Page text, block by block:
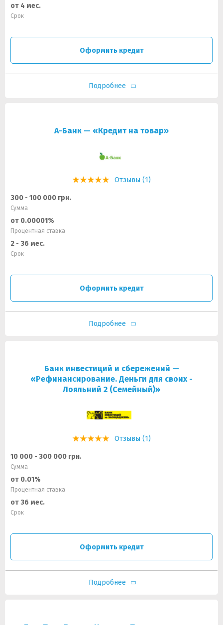
от 4 мес.
Срок
Оформить кредит
Подробнее
А-Банк — «Кредит на товар»
Отзывы (1)
300 - 100 000 грн.
Сумма
от 0.00001%
Процентная ставка
2 - 36 мес.
Срок
Оформить кредит
Подробнее
Банк инвестиций и сбережений —
«Рефинансирование. Деньги для своих -
Лояльний 2 (Семейный)»
Отзывы (1)
10 000 - 300 000 грн.
Сумма
от 0.01%
Процентная ставка
от 36 мес.
Срок
Оформить кредит
Подробнее